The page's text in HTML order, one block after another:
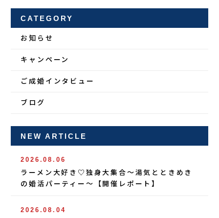
CATEGORY
お知らせ
キャンペーン
ご成婚インタビュー
ブログ
NEW ARTICLE
2026.08.06
ラーメン大好き♡独身大集合〜湯気とときめき
の婚活パーティー〜【開催レポート】
2026.08.04